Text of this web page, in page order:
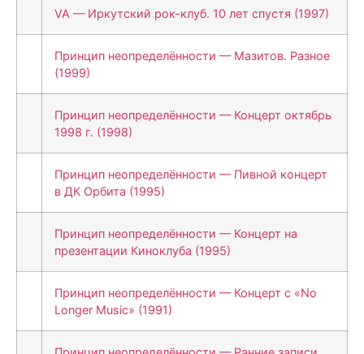
VA — Иркутский рок-клуб. 10 лет спустя (1997)
Принцип неопределённости — Мазитов. Разное
(1999)
Принцип неопределённости — Концерт октябрь
1998 г. (1998)
Принцип неопределённости — Пивной концерт
в ДК Орбита (1995)
Принцип неопределённости — Концерт на
презентации Киноклуба (1995)
Принцип неопределённости — Концерт с «No
Longer Music» (1991)